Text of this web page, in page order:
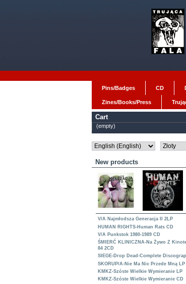
Pins/Badges CD
Zines/Books/Press
Cart
(empty)
New products
V/A Najmłodsza Generacja II 2LP
HUMAN RIGHTS-Human Rats CD
V/A Punkstok 1980-1989 CD
ŚMIERĆ KLINICZNA-Na Żywo Z
84 2CD
SIEGE-Drop Dead-Complete
SKORUP/A-Nie Ma Nic Przede Mną LP
KMKZ-Szóste Wielkie Wymieranie LP
KMKZ-Szóste Wielkie Wymieranie CD